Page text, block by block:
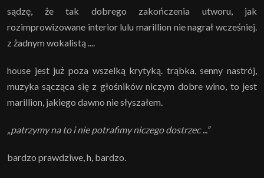
sądzę, że tak dobrego zakończenia utworu, jak
rozimprowizowane interior lulu marillion nie nagrał wcześniej.
z żadnym wokalistą ....
house jest już poza wszelką krytyką. trąbka, senny nastrój,
muzyka sącząca się z głośników niczym dobre wino, to jest
marillion, jakiego dawno nie słyszałem.
„patrzymy na to i nie potrafimy niczego dostrzec ...”
bardzo prawdziwe, h, bardzo.